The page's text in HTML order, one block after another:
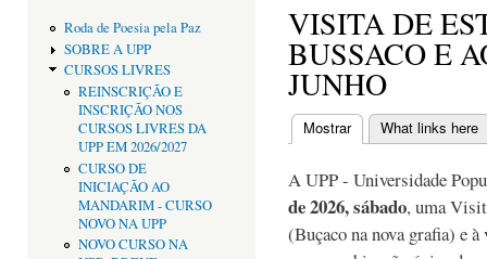
Roda de Poesia pela Paz
SOBRE A UPP
CURSOS LIVRES
REINSCRIÇÃO E
INSCRIÇÃO NOS
CURSOS LIVRES DA
UPP EM 2026/2027
CURSO DE
INICIAÇÃO AO
MANDARIM - CURSO
NOVO NA UPP
NOVO CURSO NA
VISITA DE
BUSSACO E
JUNHO
Separadores
Mostrar(separador ativo)
What links here
A UPP - Universidade
de 2026, sábado, uma
(Buçaco na nova grafia) e